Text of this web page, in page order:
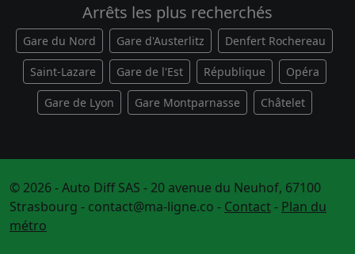
Arrêts les plus recherchés
Gare du Nord Gare d'Austerlitz Denfert Rochereau
Saint-Lazare Gare de l'Est République Opéra
Gare de Lyon Gare Montparnasse Châtelet
© 2026 - Auto Diff SAS - 20 avenue du Neuhof, 67100
Strasbourg - contact@ma-ligne.co - Contact- Plan du
métro